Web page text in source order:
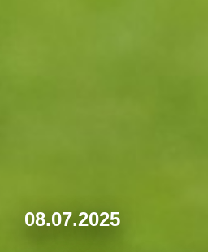
08.07.2025